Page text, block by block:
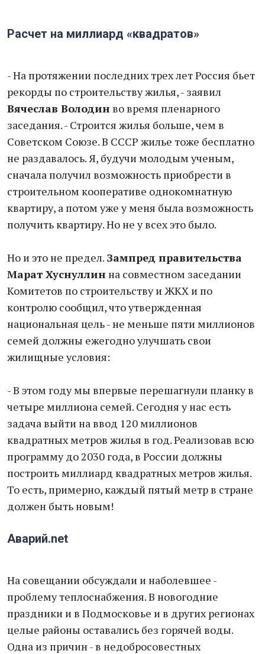
Расчет на миллиард «квадратов»
- На протяжении последних трех лет Россия бьет
рекорды по строительству жилья, - заявил
Вячеслав Володин во время пленарного
заседания. - Строится жилья больше, чем в
Советском Союзе. В СССР жилье тоже бесплатно
не раздавалось. Я, будучи молодым ученым,
сначала получил возможность приобрести в
строительном кооперативе однокомнатную
квартиру, а потом уже у меня была возможность
получить квартиру. Но не у всех это было.
Но и это не предел. Зампред правительства
Марат Хуснуллин на совместном заседании
Комитетов по строительству и ЖКХ и по
контролю сообщил, что утвержденная
национальная цель - не меньше пяти миллионов
семей должны ежегодно улучшать свои
жилищные условия:
- В этом году мы впервые перешагнули планку в
четыре миллиона семей. Сегодня у нас есть
задача выйти на ввод 120 миллионов
квадратных метров жилья в год. Реализовав всю
программу до 2030 года, в России должны
построить миллиард квадратных метров жилья.
То есть, примерно, каждый пятый метр в стране
должен быть новым!
Аварий.net
На совещании обсуждали и наболевшее -
проблему теплоснабжения. В новогодние
праздники и в Подмосковье и в других регионах
целые районы оставались без горячей воды.
Одна из причин - в недобросовестных